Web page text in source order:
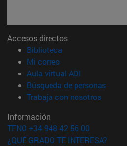
Accesos directos
Biblioteca
Mi correo(abre en nueva
Aula virtual ADI
Búsqueda de personas(abre
Trabaja con nosotros(abre
Información
TFNO +34 948 42 56 00
¿QUÉ GRADO TE INTERESA?